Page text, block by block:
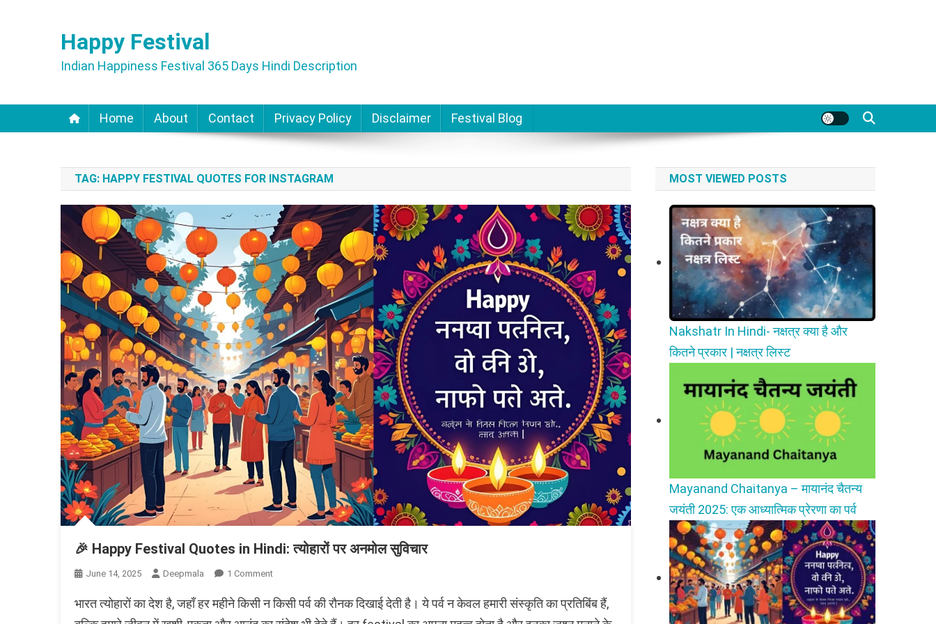
Happy Festival
Indian Happiness Festival 365 Days Hindi Description
Home About Contact Privacy Policy Disclaimer Festival Blog
TAG: HAPPY FESTIVAL QUOTES FOR INSTAGRAM
🎉 Happy Festival Quotes in Hindi: त्योहारों पर अनमोल सुविचार
June 14, 2025 Deepmala 1 CommentOn
Happy
Festival
भारत त्योहारों का देश है, जहाँ हर महीने किसी न किसी पर्व की रौनक दिखाई देती है। ये पर्व न केवल हमारी संस्कृति का प्रतिबिंब हैं,
MOST VIEWED POSTS
Nakshatr In Hindi- नक्षत्र क्या है और
कितने प्रकार | नक्षत्र लिस्ट
Mayanand Chaitanya – मायानंद चैतन्य
जयंती 2025: एक आध्यात्मिक प्रेरणा का पर्व